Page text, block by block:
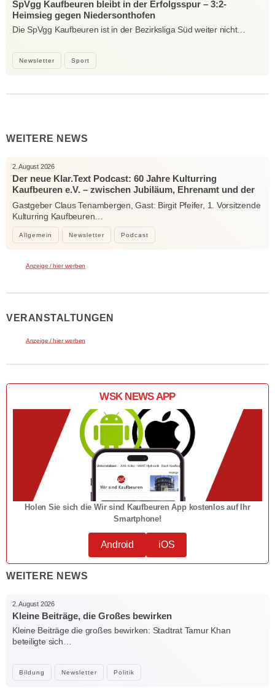
Newsletter Sport
SpVgg Kaufbeuren bleibt in der Erfolgsspur – 3:2-
Heimsieg gegen Niedersonthofen
Die SpVgg Kaufbeuren ist in der Bezirksliga Süd weiter nicht…
WEITERE NEWS
Allgemein Newsletter Podcast
2. August 2026
Der neue Klar.Text Podcast: 60 Jahre Kulturring
Kaufbeuren e.V. – zwischen Jubiläum, Ehrenamt und der
Kraft der Kultur
Gastgeber Claus Tenambergen, Gast: Birgit Pfeifer, 1. Vorsitzende
Kulturring Kaufbeuren…
Anzeige / hier werben
VERANSTALTUNGEN
Anzeige / hier werben
WSK NEWS APP
Holen Sie sich die Wir sind Kaufbeuren App kostenlos auf Ihr
Smartphone!
Android iOS
WEITERE NEWS
Bildung Newsletter Politik
2. August 2026
Kleine Beiträge, die Großes bewirken
Kleine Beiträge die großes bewirken: Stadtrat Tamur Khan
beteiligte sich…